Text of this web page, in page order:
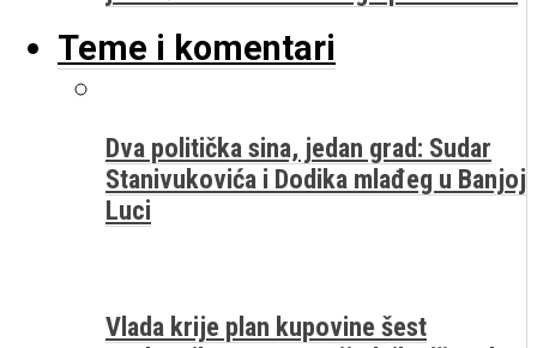
Teme i komentari
Dva politička sina, jedan grad: Sudar
Stanivukovića i Dodika mlađeg u Banjoj
Luci
Vlada krije plan kupovine šest